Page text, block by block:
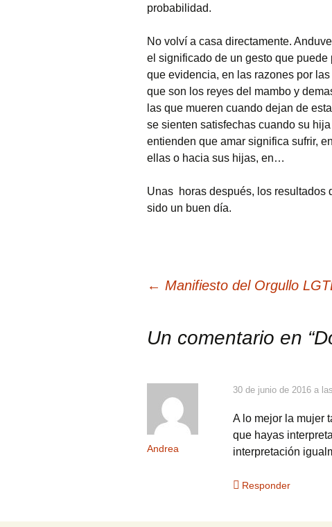
Pintadas
Primavera
probabilidad.
No volví a casa directamente.
el significado de un gesto que
que evidencia, en las razones por
que son los reyes del mambo y
las que mueren cuando dejan de
se sienten satisfechas cuando su
entienden que amar significa sufrir,
ellas o hacia sus hijas, en…
Unas horas después, los resultados
sido un buen día.
Navegación
← Manifiesto del Orgullo
Un comentario en “
Andrea
30 de junio de 2016 a
A lo mejor la mujer
que hayas
interpretación
Responder